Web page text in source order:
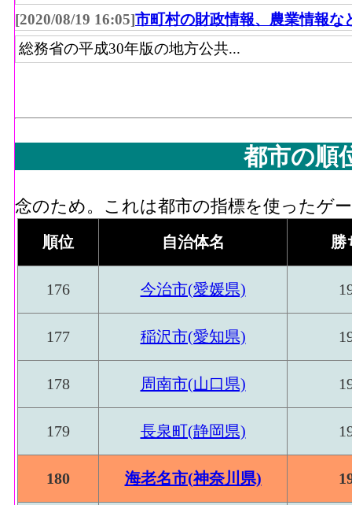
[2020/08/19 16:05]市町村の財政情報、農業情報な
総務省の平成30年版の地方公共...
都市の順
念のため。これは都市の指標を使ったゲ
順位 自治体名 勝
176 今治市(愛媛県)
177 稲沢市(愛知県)
178 周南市(山口県)
179 長泉町(静岡県)
180 海老名市(神奈川県)